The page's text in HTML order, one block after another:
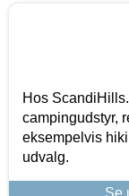
Hos
campingudstyr,
eksempelvis
udvalg.
Se